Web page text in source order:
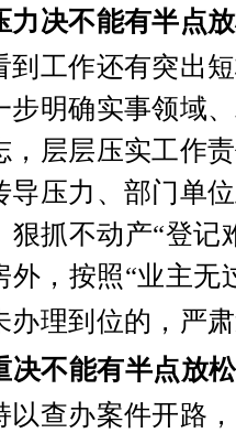
力决不能有半点
到工作还有突出
步明确实事领域
，层层压实工作
导压力、部门单
狠抓不动产“登记
外，按照“业主无
办理到位的，严
决不能有半点放
以查办案件开路